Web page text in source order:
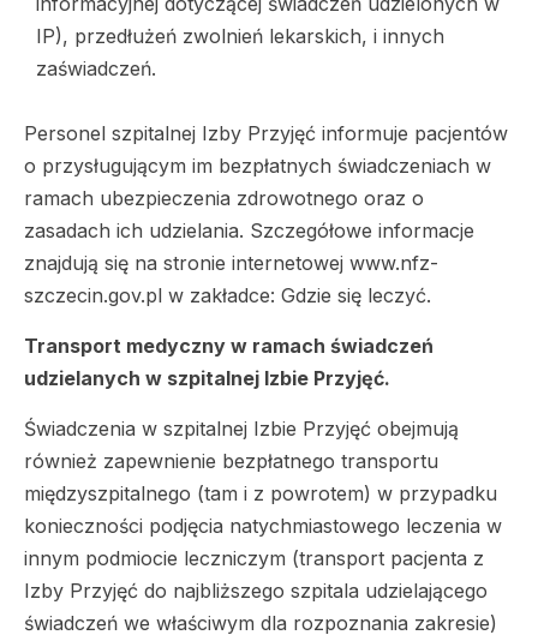
IP), przedłużeń zwolnień lekarskich, i innych
zaświadczeń.
Personel szpitalnej Izby Przyjęć informuje pacjentów
o przysługującym im bezpłatnych świadczeniach w
ramach ubezpieczenia zdrowotnego oraz o
zasadach ich udzielania. Szczegółowe informacje
znajdują się na stronie internetowej www.nfz-
szczecin.gov.pl w zakładce: Gdzie się leczyć.
Transport medyczny w ramach świadczeń
udzielanych w szpitalnej Izbie Przyjęć.
Świadczenia w szpitalnej Izbie Przyjęć obejmują
również zapewnienie bezpłatnego transportu
międzyszpitalnego (tam i z powrotem) w przypadku
konieczności podjęcia natychmiastowego leczenia w
innym podmiocie leczniczym (transport pacjenta z
Izby Przyjęć do najbliższego szpitala udzielającego
świadczeń we właściwym dla rozpoznania zakresie)